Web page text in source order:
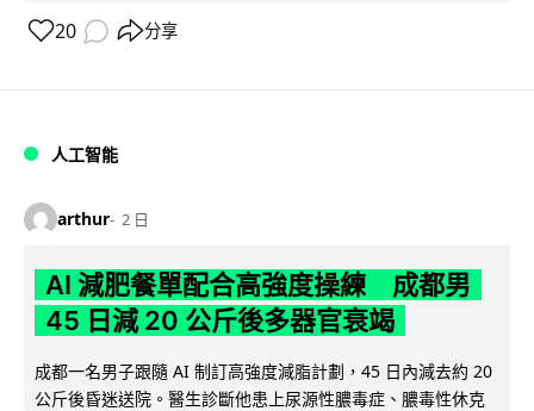
20 分享
人工智能
arthur 2 日
AI 減肥餐單配合高強度操練 成都男
45 日減 20 公斤後多器官衰竭
成都一名男子跟隨 AI 制訂高強度減脂計劃，45 日內減去約 20
公斤後昏迷送院。醫生診斷他患上尿源性膿毒症、膿毒性休克